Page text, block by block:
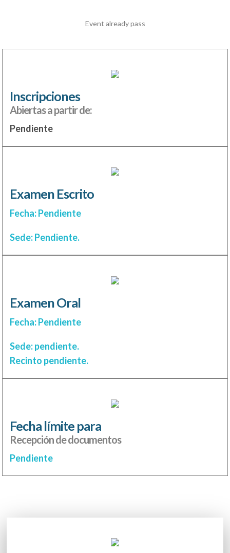
Event already pass
Inscripciones
Abiertas a partir de:
Pendiente
Examen Escrito
Fecha: Pendiente
Sede: Pendiente.
Examen Oral
Fecha: Pendiente
Sede: pendiente.
Recinto pendiente.
Fecha límite para
Recepción de documentos
Pendiente